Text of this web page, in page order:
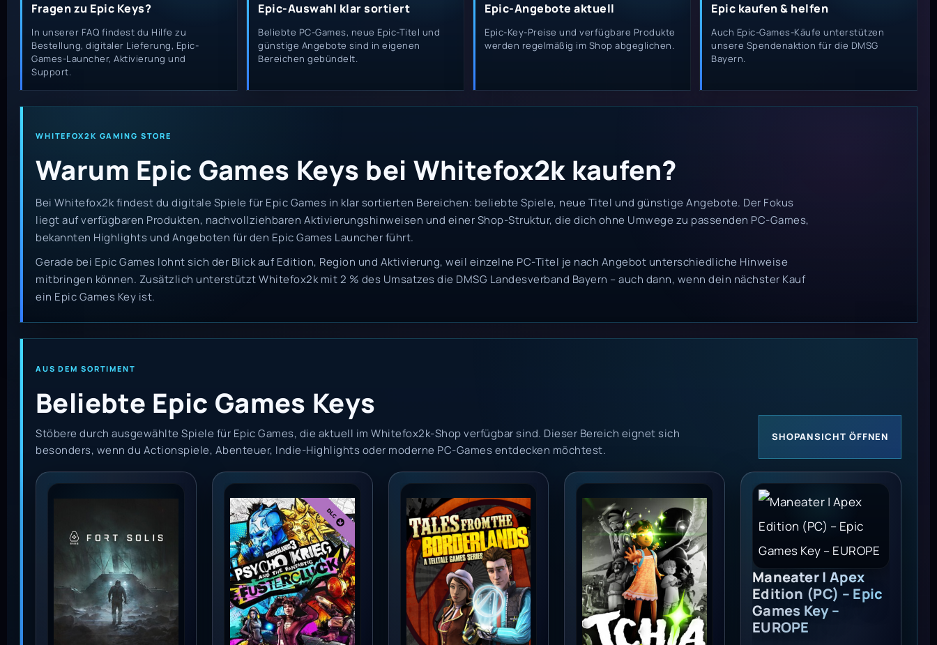
Fragen zu Epic Keys?
In unserer FAQ findest du Hilfe zu
Bestellung, digitaler Lieferung, Epic-
Games-Launcher, Aktivierung und
Support.
Epic-Auswahl klar sortiert
Beliebte PC-Games, neue Epic-Titel und
günstige Angebote sind in eigenen
Bereichen gebündelt.
Epic-Angebote aktuell
Epic-Key-Preise und verfügbare Produkte
werden regelmäßig im Shop abgeglichen.
Epic kaufen & helfen
Auch Epic-Games-Käufe unterstützen
unsere Spendenaktion für die DMSG
Bayern.
WHITEFOX2K GAMING STORE
Warum Epic Games Keys bei Whitefox2k kaufen?
Bei Whitefox2k findest du digitale Spiele für Epic Games in klar sortierten Bereichen: beliebte Spiele, neue Titel und günstige Angebote. Der Fokus
liegt auf verfügbaren Produkten, nachvollziehbaren Aktivierungshinweisen und einer Shop-Struktur, die dich ohne Umwege zu passenden PC-Games,
bekannten Highlights und Angeboten für den Epic Games Launcher führt.
Gerade bei Epic Games lohnt sich der Blick auf Edition, Region und Aktivierung, weil einzelne PC-Titel je nach Angebot unterschiedliche Hinweise
mitbringen können. Zusätzlich unterstützt Whitefox2k mit 2 % des Umsatzes die DMSG Landesverband Bayern – auch dann, wenn dein nächster Kauf
ein Epic Games Key ist.
AUS DEM SORTIMENT
Beliebte Epic Games Keys
Stöbere durch ausgewählte Spiele für Epic Games, die aktuell im Whitefox2k-Shop verfügbar sind. Dieser Bereich eignet sich
besonders, wenn du Actionspiele, Abenteuer, Indie-Highlights oder moderne PC-Games entdecken möchtest.
SHOPANSICHT ÖFFNEN
Fort Solis (PC) - Epic Games Key - GlobalBorderlands 3: Psycho Krieg and the Fantastic Fustercluck (PC) - Epic Games Key - EUROPE
Tales from the Borderlands (PC) - Epic Games Key - EUROPE
Tchia | Oléti Edition (PC) - Epic Games Key - EUROPE
Maneater | Apex Edition (PC) -
Maneater | Apex
Edition (PC) – Epic
Games Key –
EUROPE